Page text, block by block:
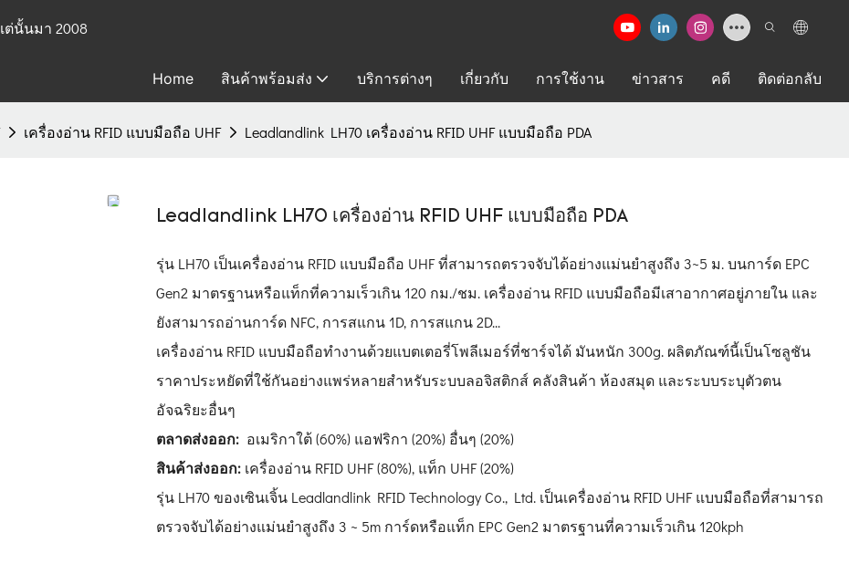
ต่นั้นมา 2008
Home สินค้าพร้อมส่ง บริการต่างๆ เกี่ยวกับ การใช้งาน ข่าวสาร คดี ติดต่อกลับ
เครื่องอ่าน RFID แบบมือถือ UHF Leadlandlink LH70 เครื่องอ่าน RFID UHF แบบมือถือ PDA
Leadlandlink LH70 เครื่องอ่าน RFID UHF แบบมือถือ PDA
รุ่น LH70 เป็นเครื่องอ่าน RFID แบบมือถือ UHF ที่สามารถตรวจจับได้อย่างแม่นยำสูงถึง 3~5 ม. บนการ์ด EPC
Gen2 มาตรฐานหรือแท็กที่ความเร็วเกิน 120 กม./ชม. เครื่องอ่าน RFID แบบมือถือมีเสาอากาศอยู่ภายใน และ
ยังสามารถอ่านการ์ด NFC, การสแกน 1D, การสแกน 2D...
เครื่องอ่าน RFID แบบมือถือทำงานด้วยแบตเตอรี่โพลีเมอร์ที่ชาร์จได้ มันหนัก 300g. ผลิตภัณฑ์นี้เป็นโซลูชัน
ราคาประหยัดที่ใช้กันอย่างแพร่หลายสำหรับระบบลอจิสติกส์ คลังสินค้า ห้องสมุด และระบบระบุตัวตน
อัจฉริยะอื่นๆ
ตลาดส่งออก: อเมริกาใต้ (60%) แอฟริกา (20%) อื่นๆ (20%)
สินค้าส่งออก: เครื่องอ่าน RFID UHF (80%), แท็ก UHF (20%)
รุ่น LH70 ของเซินเจิ้น Leadlandlink RFID Technology Co., Ltd. เป็นเครื่องอ่าน RFID UHF แบบมือถือที่สามารถ
ตรวจจับได้อย่างแม่นยำสูงถึง 3 ~ 5m การ์ดหรือแท็ก EPC Gen2 มาตรฐานที่ความเร็วเกิน 120kph